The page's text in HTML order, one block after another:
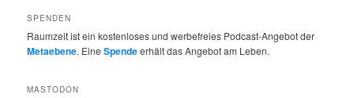
SPENDEN
Raumzeit ist ein kostenloses und werbefreies Podcast-Angebot der
Metaebene. EineSpendeerhält das Angebot am Leben.
MASTODON